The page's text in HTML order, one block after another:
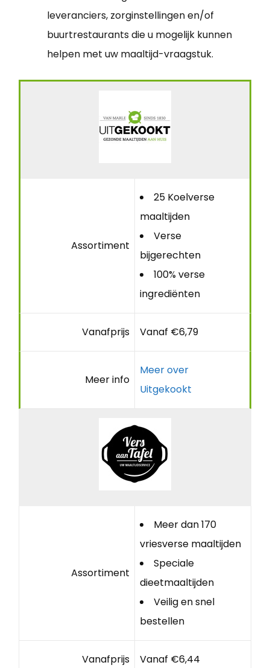
leveranciers, zorginstellingen en/of
buurtrestaurants die u mogelijk kunnen
helpen met uw maaltijd-vraagstuk.
Assortiment
25 Koelverse
maaltijden
Verse
bijgerechten
100% verse
ingrediënten
Vanafprijs Vanaf €6,79
Meer info
Meer over
Uitgekookt
Assortiment
Meer dan 170
vriesverse maaltijden
Speciale
dieetmaaltijden
Veilig en snel
bestellen
Vanafprijs Vanaf €6,44